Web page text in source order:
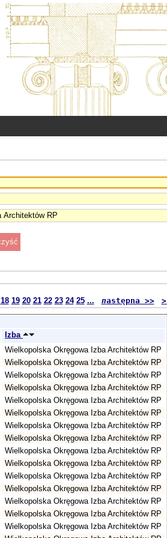
18 19 20 21 22 23 24 25 ... następna >> >|
Izba
Wielkopolska Okręgowa Izba Architektów RP
Wielkopolska Okręgowa Izba Architektów RP
Wielkopolska Okręgowa Izba Architektów RP
Wielkopolska Okręgowa Izba Architektów RP
Wielkopolska Okręgowa Izba Architektów RP
Wielkopolska Okręgowa Izba Architektów RP
Wielkopolska Okręgowa Izba Architektów RP
Wielkopolska Okręgowa Izba Architektów RP
Wielkopolska Okręgowa Izba Architektów RP
Wielkopolska Okręgowa Izba Architektów RP
Wielkopolska Okręgowa Izba Architektów RP
Wielkopolska Okręgowa Izba Architektów RP
Wielkopolska Okręgowa Izba Architektów RP
Wielkopolska Okręgowa Izba Architektów RP
Wielkopolska Okręgowa Izba Architektów RP